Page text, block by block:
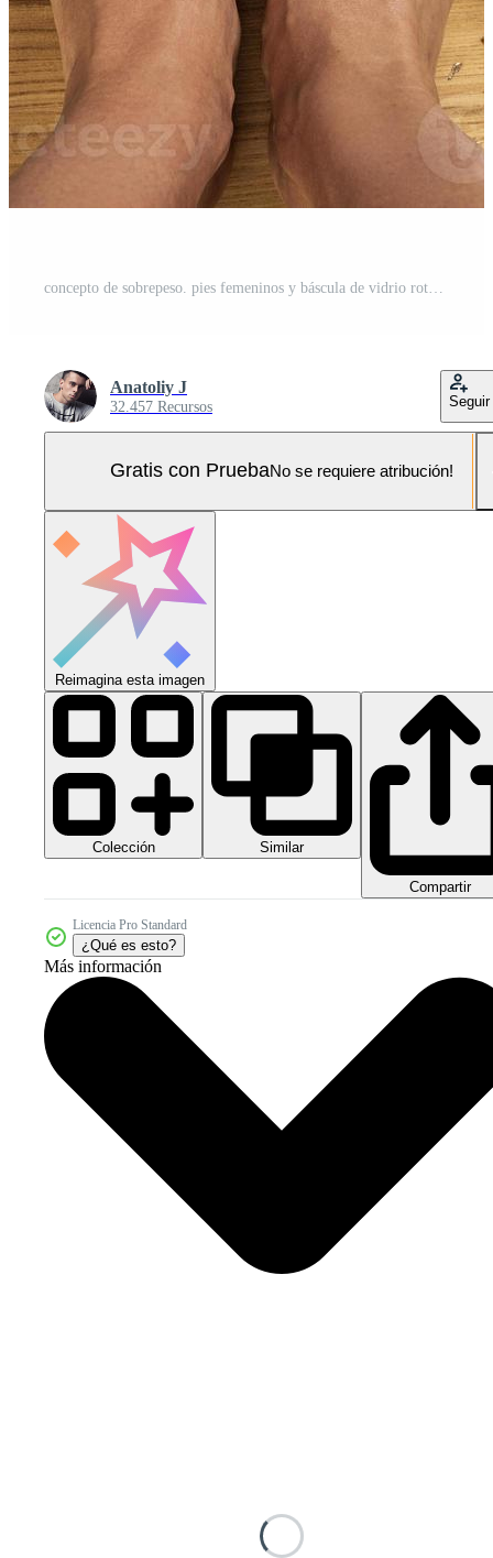
Anatoliy J
32.457 Recursos Seguir
Gratis con PruebaNo se requiere atribución!
Reimagina esta imagen
Colección Similar
Compartir
Licencia Pro Standard
¿Qué es esto?
Más información